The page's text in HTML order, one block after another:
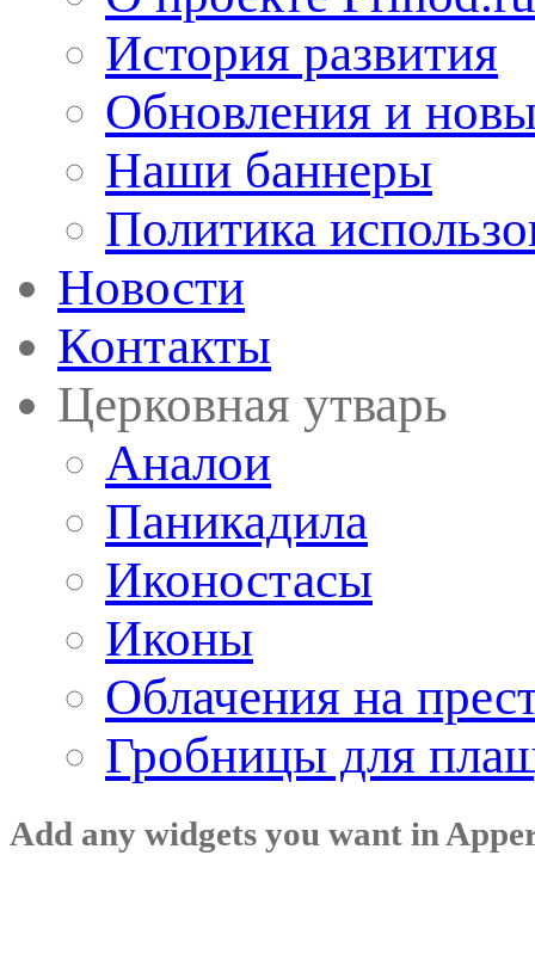
История развития
Обновления и
Наши баннеры
Политика
Новости
Контакты
Церковная утварь
Аналои
Паникадила
Иконостасы
Иконы
Облачения на
Гробницы для
Add any widgets you want in